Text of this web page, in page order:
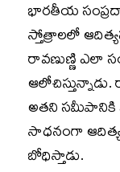
భారతీయ
స్తోత్రాలలో
రావణుణ్ణి ఎలా
ఆలోచిస్తున్నాడు.
అతని సమీపానికి
సాధనంగా
బోధిస్తాడు.